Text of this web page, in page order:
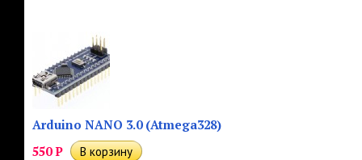
Arduino NANO 3.0 (Atmega328)
550Р